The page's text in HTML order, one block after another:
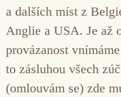
a dalších míst z
Anglie a USA. Je až
provázanost
to zásluhou všech
(omlouvám se) zde